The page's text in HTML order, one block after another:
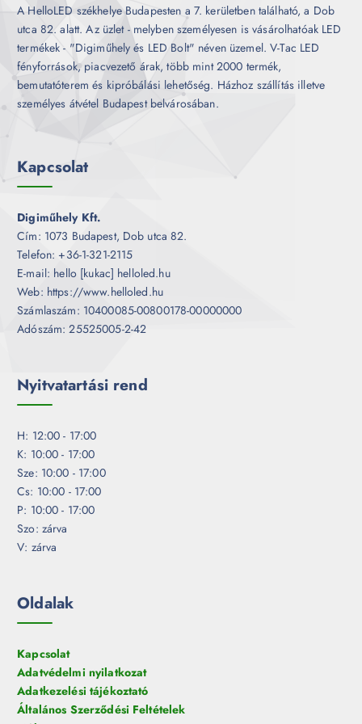
A HelloLED székhelye Budapesten a 7. kerületben található, a Dob
utca 82. alatt. Az üzlet - melyben személyesen is vásárolhatóak LED
termékek - "Digiműhely és LED Bolt" néven üzemel. V-Tac LED
fényforrások, piacvezető árak, több mint 2000 termék,
bemutatóterem és kipróbálási lehetőség. Házhoz szállítás illetve
személyes átvétel Budapest belvárosában.
Kapcsolat
Digiműhely Kft.
Cím: 1073 Budapest, Dob utca 82.
Telefon: +36-1-321-2115
E-mail: hello [kukac] helloled.hu
Web: https://www.helloled.hu
Számlaszám: 10400085-00800178-00000000
Adószám: 25525005-2-42
Nyitvatartási rend
H: 12:00 - 17:00
K: 10:00 - 17:00
Sze: 10:00 - 17:00
Cs: 10:00 - 17:00
P: 10:00 - 17:00
Szo: zárva
V: zárva
Oldalak
Kapcsolat
Adatvédelmi nyilatkozat
Adatkezelési tájékoztató
Általános Szerződési Feltételek